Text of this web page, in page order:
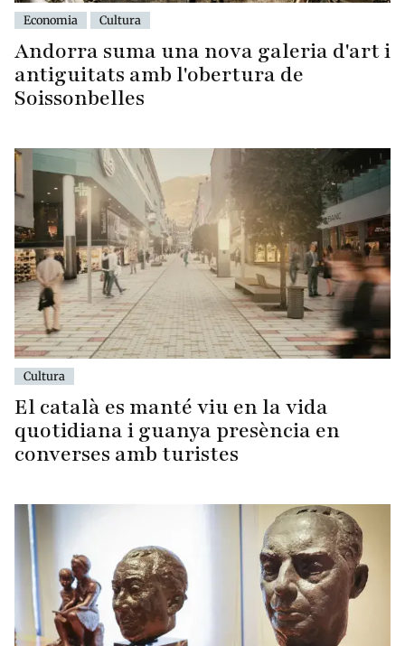
Economia Cultura
Andorra suma una nova galeria d'art i
antiguitats amb l'obertura de
Soissonbelles
Cultura
El català es manté viu en la vida
quotidiana i guanya presència en
converses amb turistes